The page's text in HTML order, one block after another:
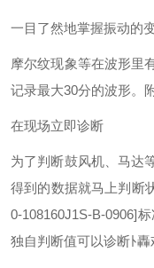
一目了然地掌握振动的
摩尔纹现象等在波形里
记录最大30分的波形。
在现场立即诊断
为了判断鼓风机、马达
得到的数据就马上判断
0-108160J1S-B-0906]
独自判断值可以诊断ﾄ轟